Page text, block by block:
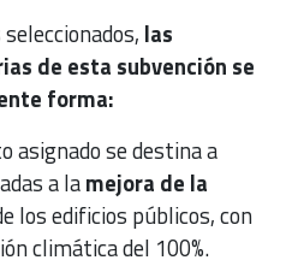
las
de esta subvención se
forma:
asignado se destina a
a lamejora de la
los edificios públicos, con
climática del 100%.